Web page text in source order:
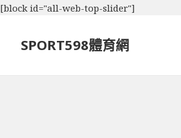
[block id="all-web-top-slider"]
SPORT598體育網